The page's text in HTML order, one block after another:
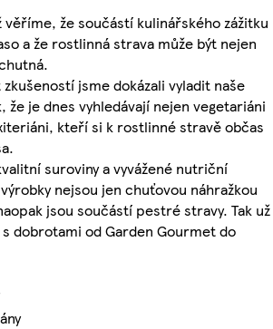
věříme, že součástí kulinářského zážitku
a že rostlinná strava může být nejen
jsme dokázali vyladit naše
že je dnes vyhledávají nejen vegetariáni
kteří si k rostlinné stravě občas
suroviny a vyvážené nutriční
nejsou jen chuťovou náhražkou
jsou součástí pestré stravy. Tak už
dobrotami od Garden Gourmet do